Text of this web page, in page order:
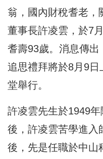
翁，國內財稅耆老，
董事長許凌雲，於7
耆壽93歲。消息傳出
追思禮拜將於8月9
堂舉行。
許凌雲先生於1949
後，許凌雲苦學進入
後，先是任職於中山